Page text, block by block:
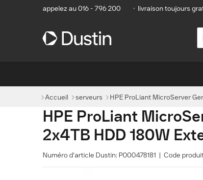
appelez au 016 - 796 200 • livraison toujours
Accueil serveurs HPE ProLiant MicroServer
HPE ProLiant
2x4TB HDD 180W
Numéro d'article Dustin: P000478181 | Code